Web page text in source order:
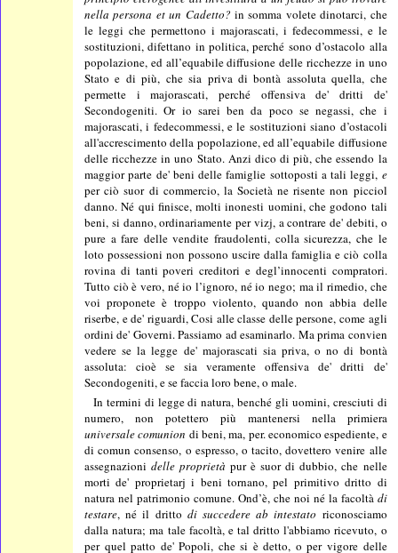
nella persona et un Cadetto? in somma volete dinotarci, che
le leggi che permettono i majorascati, i fedecommessi, e le
sostituzioni, difettano in politica, perché sono d’ostacolo alla
popolazione, ed all’equabile diffusione delle ricchezze in uno
Stato e di più, che sia priva di bontà assoluta quella, che
permette i majorascati, perché offensiva de' dritti de'
Secondogeniti. Or io sarei ben da poco se negassi, che i
majorascati, i fedecommessi, e le sostituzioni siano d’ostacoli
all'accrescimento della popolazione, ed all’equabile diffusione
delle ricchezze in uno Stato. Anzi dico di più, che essendo la
maggior parte de' beni delle famiglie sottoposti a tali leggi, e
per ciò suor di commercio, la Società ne risente non picciol
danno. Né qui finisce, molti inonesti uomini, che godono tali
beni, si danno, ordinariamente per vizj, a contrare de' debiti, o
pure a fare delle vendite fraudolenti, colla sicurezza, che le
loto possessioni non possono uscire dalla famiglia e ciò colla
rovina di tanti poveri creditori e degl’innocenti compratori.
Tutto ciò è vero, né io l’ignoro, né io nego; ma il rimedio, che
voi proponete è troppo violento, quando non abbia delle
riserbe, e de' riguardi, Cosi alle classe delle persone, come agli
ordini de' Governi. Passiamo ad esaminarlo. Ma prima convien
vedere se la legge de' majorascati sia priva, o no di bontà
assoluta: cioè se sia veramente offensiva de' dritti de'
Secondogeniti, e se faccia loro bene, o male.
In termini di legge di natura, benché gli uomini, cresciuti di
numero, non potettero più mantenersi nella primiera
universale comunion di beni, ma, per. economico espediente, e
di comun consenso, o espresso, o tacito, dovettero venire alle
assegnazionidelle proprietàpur è suor di dubbio, che nelle
morti de' proprietarj i beni tornano, pel primitivo dritto di
natura nel patrimonio comune. Ond’è, che noi né la facoltà di
testare, né il dritto di succedere ab intestato riconosciamo
dalla natura; ma tale facoltà, e tal dritto l'abbiamo ricevuto, o
per quel patto de' Popoli, che si è detto, o per vigore delle